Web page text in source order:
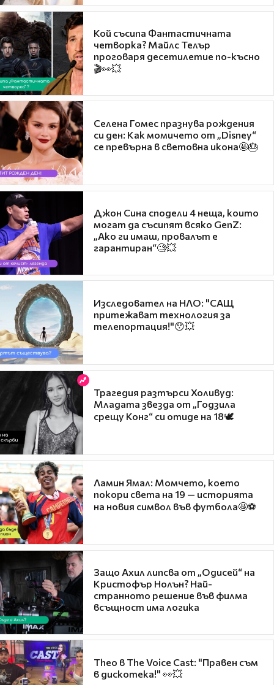
Кой съсипа Фантастичната
четворка? Майлс Телър
проговаря десетилетие по-късно
🎬👀💥
Селена Гомес празнува рождения
си ден: Как момичето от „Disney“
се превърна в световна икона🤩🎂
Джон Сина сподели 4 неща, които
могат да съсипят всяко GenZ:
„Ако ги имаш, провалът е
гарантиран“🧐💥
Изследовател на НЛО: "САЩ
притежават технология за
телепортация!"😯💥
Трагедия разтърси Холивуд:
Младата звезда от „Годзила
срещу Конг“ си отиде на 18🕊️
Ламин Ямал: Момчето, което
покори света на 19 — историята
на новия символ във футбола🤩⚽
Защо Ахил липсва от „Одисей“ на
Кристофър Нолън? Най-
странното решение във филма
всъщност има логика
Theo в The Voice Cast: "Правен съм
в дискотека!" 👀💥